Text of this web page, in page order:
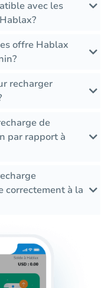
avec les
offre Hablax
recharger
de
par rapport à
correctement à la